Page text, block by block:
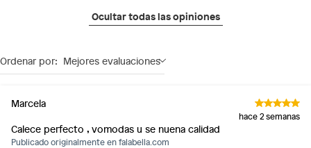
Ocultar todas las opiniones
Ordenar por: Mejores evaluaciones
Marcela
hace 2 semanas
Calece perfecto , vomodas u se nuena calidad
Publicado originalmente enfalabella.com